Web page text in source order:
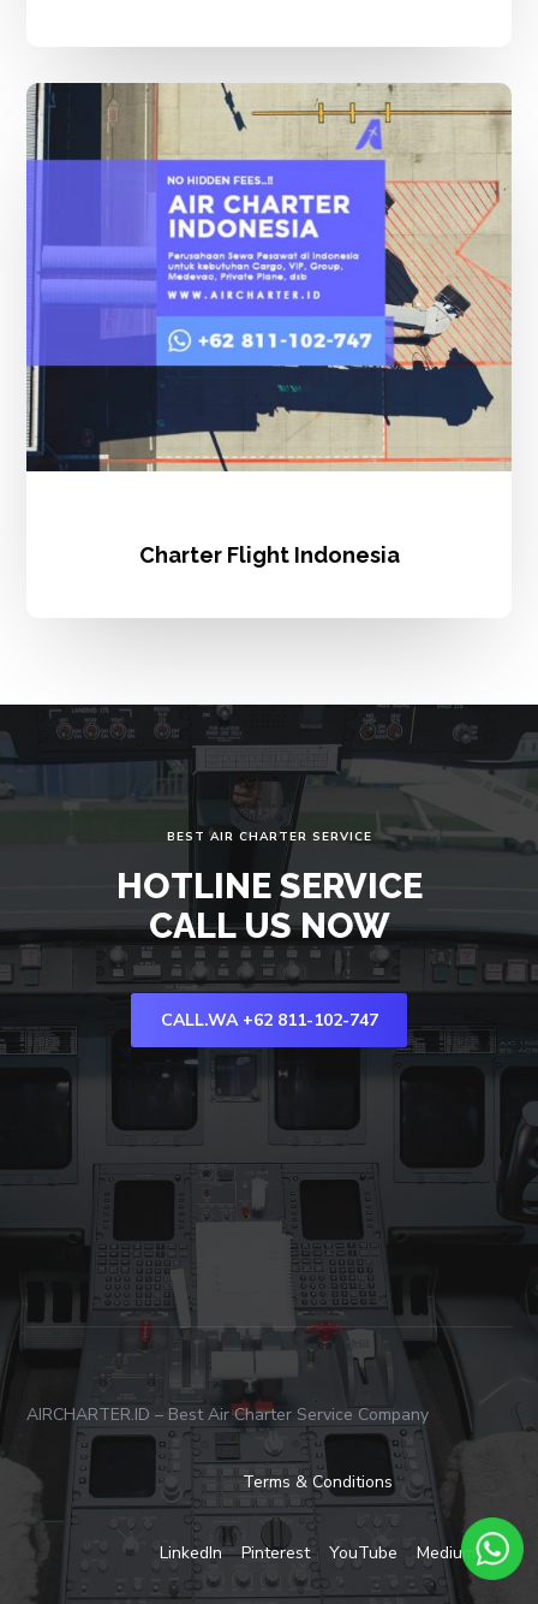
Charter
Indonesia
Charter Flight Indonesia
BEST AIR CHARTER SERVICE
HOTLINE SERVICE
CALL US NOW
CALL.WA +62 811-102-747
AIRCHARTER.ID – Best Air Charter Service Company
Terms & Conditions
LinkedIn Pinterest YouTube Medium